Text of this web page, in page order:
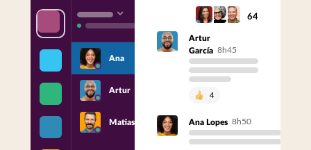
Ana
Artur
Matias
64
Artur
García 8h45
4
Ana Lopes 8h50